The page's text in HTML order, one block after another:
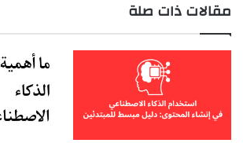
مقالات ذات صلة